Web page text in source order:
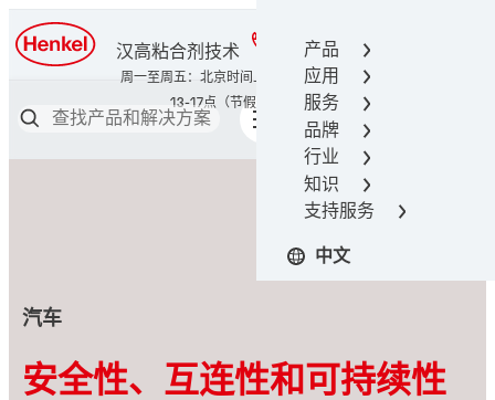
产品
应用
服务
品牌
行业
知识
支持服务
中文
汉高粘合剂技术 400-666-7306
汽车
安全性、互连性和可持续性